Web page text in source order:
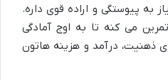
به پیوستگی و اراده قوی داره.
می کنه تا به اوج آمادگی
ذهنیت، درآمد و هزینه هاتون